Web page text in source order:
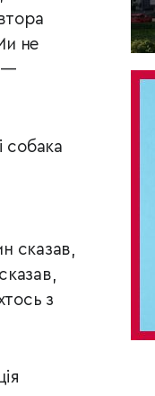
не
—
собака
сказав,
з